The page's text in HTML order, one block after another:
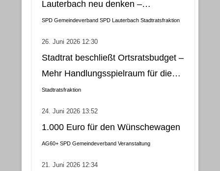
Lauterbach neu denken –
Klimatisierung als wirtschaftliche
SPD Gemeindeverband SPD Lauterbach Stadtratsfraktion
26. Juni 2026 12:30
Stadtrat beschließt Ortsratsbudget –
Mehr Handlungsspielraum für die
Gemeindebezirke
Stadtratsfraktion
24. Juni 2026 13:52
1.000 Euro für den Wünschewagen
AG60+ SPD Gemeindeverband Veranstaltung
21. Juni 2026 12:34